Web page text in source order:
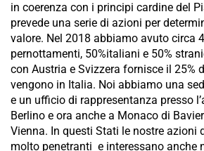
in coerenza con i principi cardine del
prevede una serie di azioni per
valore. Nel 2018 abbiamo avuto circa
pernottamenti, 50%italiani e 50%
con Austria e Svizzera fornisce il 25%
vengono in Italia. Noi abbiamo una
e un ufficio di rappresentanza presso
Berlino e ora anche a Monaco di
Vienna. In questi Stati le nostre azioni
molto penetranti e interessano anche